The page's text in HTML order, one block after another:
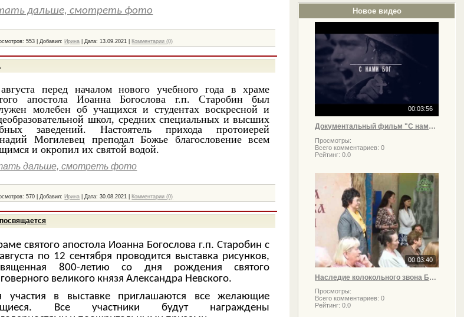
Новое видео
00:03:56
Документальный фильм "С нами Бог"
Просмотры:
Всего комментариев:0
Рейтинг:0.0
00:03:40
Наследие колокольного звона Белоруссии
Просмотры:
Всего комментариев:0
Рейтинг:0.0
дальше, смотреть фото
553 Добавил: Ирина Дата: 13.09.2021 Комментарии (0)
перед началом нового учебного года в храме
апостола Иоанна Богослова г.п. Старобин был
молебен об учащихся и студентах воскресной и
школ, средних специальных и высших
заведений. Настоятель прихода протоиерей
Могилевец преподал Божье благословение всем
и окропил их святой водой.
дальше, смотреть фото
570 Добавил: Ирина Дата: 30.08.2021 Комментарии (0)
святого апостола Иоанна Богослова г.п. Старобин с
по 12 сентября проводится выставка рисунков,
800-летию со дня рождения святого
великого князя Александра Невского.
участия в выставке приглашаются все желающие
Все участники будут награждены